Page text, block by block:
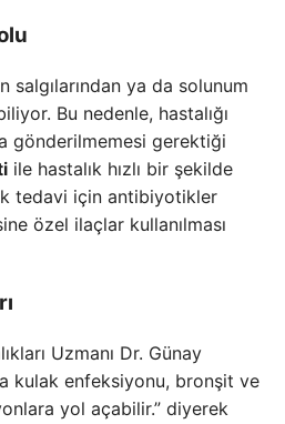
salgılarından ya da solunum
Bu nedenle, hastalığı
gönderilmemesi gerektiği
ile hastalık hızlı bir şekilde
tedavi için antibiyotikler
özel ilaçlar kullanılması
Uzmanı Dr. Günay
kulak enfeksiyonu, bronşit ve
yol açabilir.” diyerek